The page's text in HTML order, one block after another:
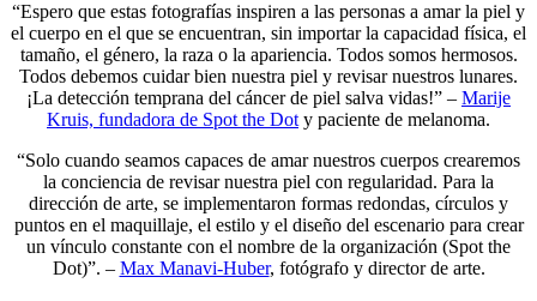
“Espero que estas fotografías inspiren a las personas a amar la piel y
el cuerpo en el que se encuentran, sin importar la capacidad física, el
tamaño, el género, la raza o la apariencia. Todos somos hermosos.
Todos debemos cuidar bien nuestra piel y revisar nuestros lunares.
¡La detección temprana del cáncer de piel salva vidas!” – Marije
Kruis, fundadora de Spot the Doty paciente de melanoma.
“Solo cuando seamos capaces de amar nuestros cuerpos crearemos
la conciencia de revisar nuestra piel con regularidad. Para la
dirección de arte, se implementaron formas redondas, círculos y
puntos en el maquillaje, el estilo y el diseño del escenario para crear
un vínculo constante con el nombre de la organización (Spot the
Dot)”. – Max Manavi-Huber, fotógrafo y director de arte.